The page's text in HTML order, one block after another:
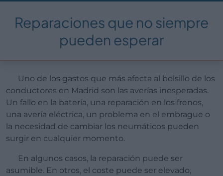
Reparaciones que no siempre
pueden esperar
Uno de los gastos que más afecta al bolsillo de los
conductores en Madrid son las averías inesperadas.
Un fallo en la batería, una reparación en los frenos,
una avería eléctrica, un problema en el embrague o
la necesidad de cambiar los neumáticos pueden
surgir en cualquier momento.
En algunos casos, la reparación puede ser
asumible. En otros, el coste puede ser elevado,